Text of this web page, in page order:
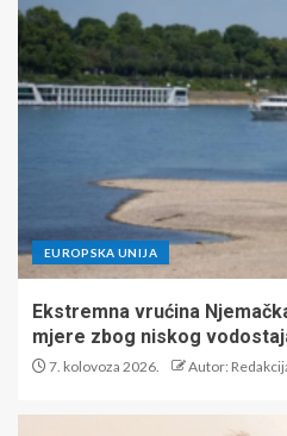
EUROPSKA UNIJA
Ekstremna vrućina
mjere zbog niskog
7. kolovoza 2026. Autor: